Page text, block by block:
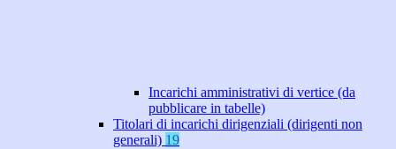
Incarichi amministrativi di vertice (da
pubblicare in tabelle)
Titolari di incarichi dirigenziali (dirigenti non
generali) 19